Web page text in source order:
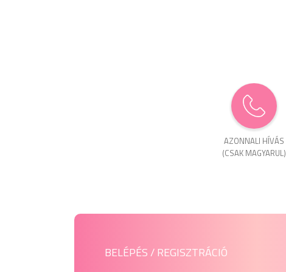
AZONNALI HÍVÁS
(CSAK MAGYARUL)
BELÉPÉS / REGISZTRÁCIÓ